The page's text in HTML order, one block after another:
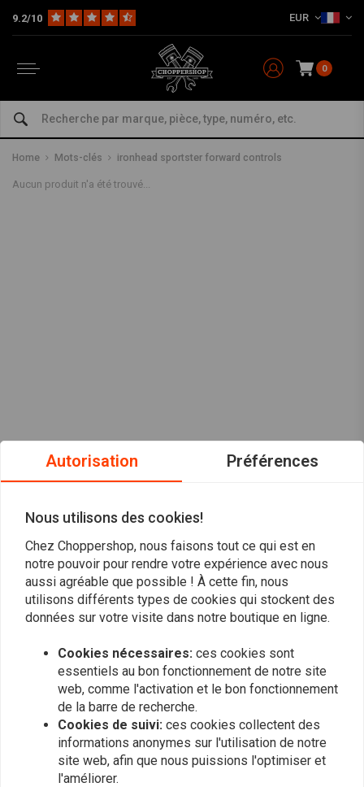
9.2/10 EUR
0
Produits associés au mot-clé
ironhead sportster forward
controls
Home Mots-clés ironhead sportster forward controls
Aucun produit n'a été trouvé...
Vous voulez vous tenir au courant ?
S'abonner
Autorisation Préférences
Nous utilisons des cookies!
Chez Choppershop, nous faisons tout ce qui est en
notre pouvoir pour rendre votre expérience avec nous
aussi agréable que possible ! À cette fin, nous
utilisons différents types de cookies qui stockent des
données sur votre visite dans notre boutique en ligne.
Cookies nécessaires: ces cookies sont
essentiels au bon fonctionnement de notre site
web, comme l'activation et le bon fonctionnement
de la barre de recherche.
Cookies de suivi: ces cookies collectent des
informations anonymes sur l'utilisation de notre
site web, afin que nous puissions l'optimiser et
l'améliorer.